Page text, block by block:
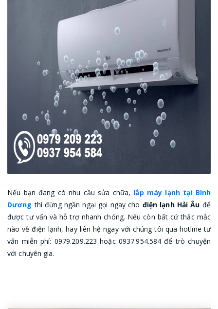
Nếu bạn đang có nhu cầu sửa chữa, lắp máy lạnh tại Bình
Dương thì đừng ngần ngại gọi ngay cho điện lạnh Hải Âu để
được tư vấn và hỗ trợ nhanh chóng. Nếu còn bất cứ thắc mắc
nào về điện lạnh, hãy liên hệ ngay với chúng tôi qua hotline tư
vấn miễn phí: 0979.209.223 hoặc 0937.954.584 để trò chuyện
với chuyên gia.